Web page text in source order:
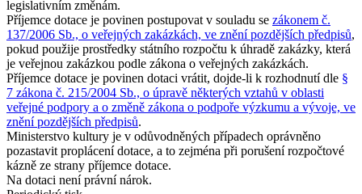
legislativním změnám.
Příjemce dotace je povinen postupovat v souladu se zákonem č.
137/2006 Sb., o veřejných zakázkách, ve znění pozdějších předpisů,
pokud použije prostředky státního rozpočtu k úhradě zakázky, která
je veřejnou zakázkou podle zákona o veřejných zakázkách.
Příjemce dotace je povinen dotaci vrátit, dojde-li k rozhodnutí dle §
7 zákona č. 215/2004 Sb., o úpravě některých vztahů v oblasti
veřejné podpory a o změně zákona o podpoře výzkumu a vývoje, ve
znění pozdějších předpisů.
Ministerstvo kultury je v odůvodněných případech oprávněno
pozastavit proplácení dotace, a to zejména při porušení rozpočtové
kázně ze strany příjemce dotace.
Na dotaci není právní nárok.